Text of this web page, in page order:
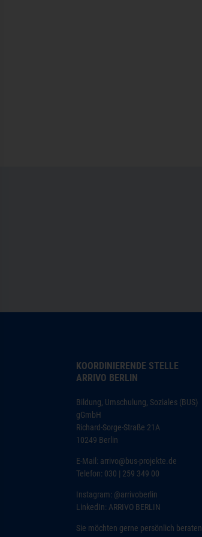
KOORDINIERENDE STELLE
ARRIVO BERLIN
Bildung, Umschulung, Soziales (BUS)
gGmbH
Richard-Sorge-Straße 21A
10249 Berlin
E-Mail: arrivo@bus-projekte.de
Telefon: 030 | 259 349 00
Instagram: @arrivoberlin
LinkedIn: ARRIVO BERLIN
Sie möchten gerne persönlich beraten